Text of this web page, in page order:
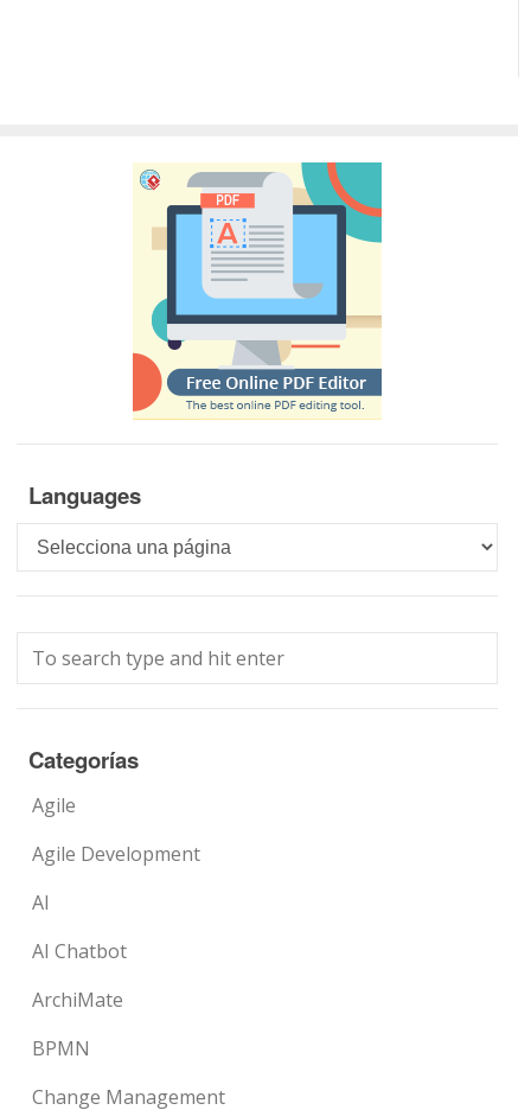
Languages
Languages
Categorías
Agile
Agile Development
AI
AI Chatbot
ArchiMate
BPMN
Change Management